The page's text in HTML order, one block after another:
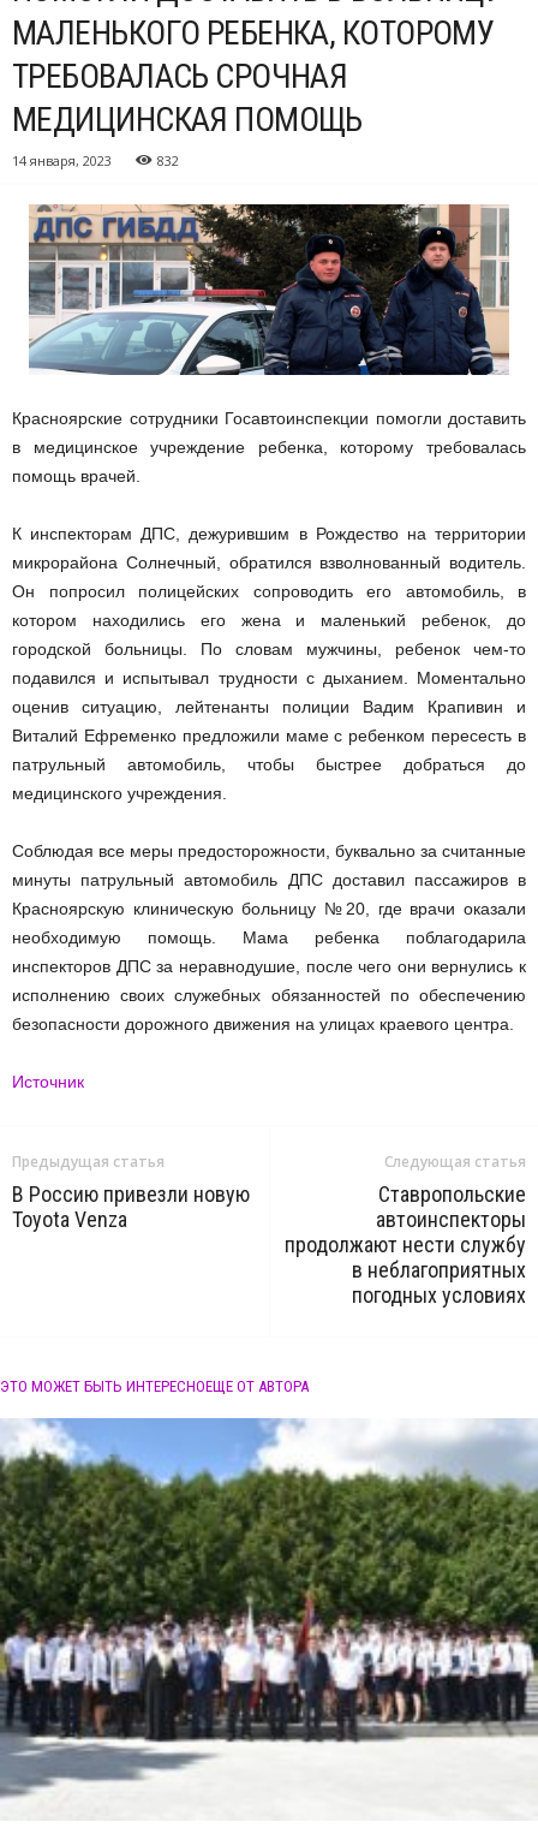
МАЛЕНЬКОГО РЕБЕНКА, КОТОРОМУ
ТРЕБОВАЛАСЬ СРОЧНАЯ
МЕДИЦИНСКАЯ ПОМОЩЬ
14 января, 2023 832
Красноярские сотрудники Госавтоинспекции помогли доставить
в медицинское учреждение ребенка, которому требовалась
помощь врачей.
К инспекторам ДПС, дежурившим в Рождество на территории
микрорайона Солнечный, обратился взволнованный водитель.
Он попросил полицейских сопроводить его автомобиль, в
котором находились его жена и маленький ребенок, до
городской больницы. По словам мужчины, ребенок чем-то
подавился и испытывал трудности с дыханием. Моментально
оценив ситуацию, лейтенанты полиции Вадим Крапивин и
Виталий Ефременко предложили маме с ребенком пересесть в
патрульный автомобиль, чтобы быстрее добраться до
медицинского учреждения.
Соблюдая все меры предосторожности, буквально за считанные
минуты патрульный автомобиль ДПС доставил пассажиров в
Красноярскую клиническую больницу №20, где врачи оказали
необходимую помощь. Мама ребенка поблагодарила
инспекторов ДПС за неравнодушие, после чего они вернулись к
исполнению своих служебных обязанностей по обеспечению
безопасности дорожного движения на улицах краевого центра.
Источник
Предыдущая статья
В Россию привезли новую
Toyota Venza
Следующая статья
Ставропольские
автоинспекторы
продолжают нести службу
в неблагоприятных
погодных условиях
ЭТО МОЖЕТ БЫТЬ ИНТЕРЕСНОЕЩЕ ОТ АВТОРА